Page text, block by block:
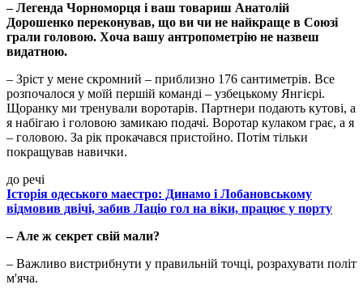
– Легенда Чорноморця і ваш товариш Анатолій
Дорошенко переконував, що ви чи не найкраще в Союзі
грали головою. Хоча вашу антропометрію не назвеш
видатною.
– Зріст у мене скромний – приблизно 176 сантиметрів. Все
розпочалося у моїй першій команді – узбецькому Янгієрі.
Щоранку ми тренували воротарів. Партнери подають кутові, а
я набігаю і головою замикаю подачі. Воротар кулаком грає, а я
– головою. За рік прокачався пристойно. Потім тільки
покращував навички.
до речі
Історія одеського маестро: Динамо і Лобановському
відмовив двічі, забив Лаціо гол на віки, працює у порту
– Але ж секрет свій мали?
– Важливо вистрибнути у правильній точці, розрахувати політ
м'яча.